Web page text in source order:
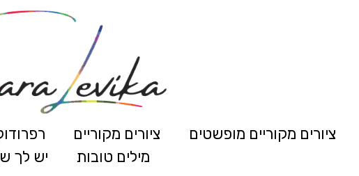
ציורים מקוריים מופשטים ציורים מקוריים
מילים טובות
יש לך